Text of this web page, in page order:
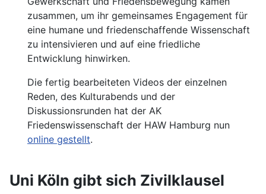
zusammen, um ihr gemeinsames Engagement für
eine humane und friedenschaffende Wissenschaft
zu intensivieren und auf eine friedliche
Entwicklung hinwirken.
Die fertig bearbeiteten Videos der einzelnen
Reden, des Kulturabends und der
Diskussionsrunden hat der AK
Friedenswissenschaft der HAW Hamburg nun
online gestellt.
Uni Köln gibt sich Zivilklausel